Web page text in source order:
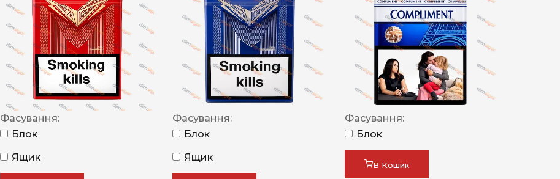
De Santis
MONUS
NERO
NERO
Гуцульскі
Italian Blend 821
Фасування:
Блок
Ящик
Фасування:
Блок
Ящик
Фасування:
Блок
В Кошик